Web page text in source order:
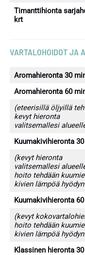
Timanttihionta
krt
VARTALOHOIDOT JA
Aromahieronta 30
Aromahieronta 60
(eteerisillä öljyillä
kevyt hieronta
valitsemallesi
Kuumakivihieronta
(kevyt hieronta
valitsemallesi
hoito tehdään
kivien lämpöä
Kuumakivihieronta
(kevyt
hoito tehdään
kivien lämpöä
Klassinen hieronta